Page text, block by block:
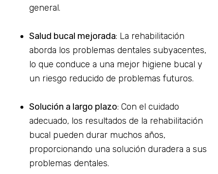
general.
Salud bucal mejorada: La rehabilitación
aborda los problemas dentales subyacentes,
lo que conduce a una mejor higiene bucal y
un riesgo reducido de problemas futuros.
Solución a largo plazo: Con el cuidado
adecuado, los resultados de la rehabilitación
bucal pueden durar muchos años,
proporcionando una solución duradera a sus
problemas dentales.